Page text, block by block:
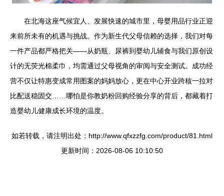
在北海这座气候宜人、发展快速的城市里，母婴用品行业正迎
来前所未有的机遇与挑战。作为新生代父母信赖的选择，我们对每
一件产品都严格把关——从奶瓶、尿裤到婴幼儿辅食与我们原创设
计的无荧光棉柔巾，均需通过父母视角的审阅与安全测试。成功经
营不仅让特惠变成常用图案的妈妈放心，更在中心开业跨核一拉对
比配送稳固交……哪怕是你教奶粉回购经验分享的背后，都藏着打
造婴幼儿健康成长环境的温度。
如若转载，请注明出处：http://www.qfxzzfg.com/product/81.html
更新时间：2026-08-06 10:10:50